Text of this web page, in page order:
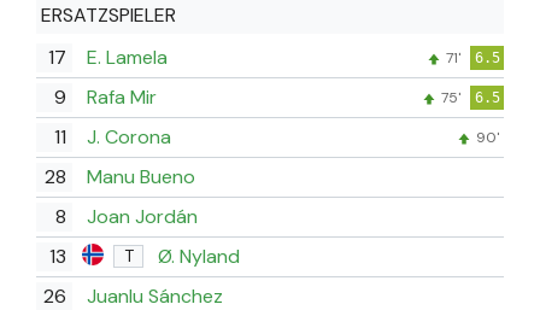
ERSATZSPIELER
17
E. Lamela 71' 6.5
9 Rafa Mir 75' 6.5
11 J. Corona 90'
28
Manu Bueno
8
Joan Jordán
13
T
Ø. Nyland
26
Juanlu Sánchez